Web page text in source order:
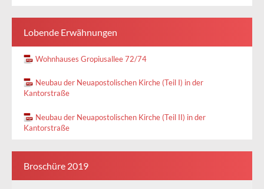
Lobende Erwähnungen
Wohnhauses Gropiusallee 72/74
Neubau der Neuapostolischen Kirche (Teil I) in der
Kantorstraße
Neubau der Neuapostolischen Kirche (Teil II) in der
Kantorstraße
Broschüre 2019